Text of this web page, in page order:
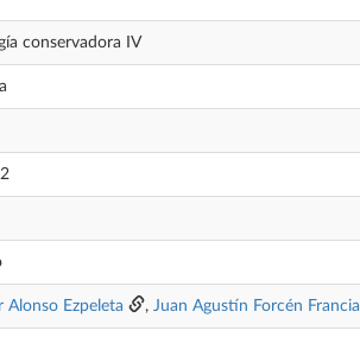
conservadora IV
Alonso Ezpeleta , Juan Agustín Forcén Francia